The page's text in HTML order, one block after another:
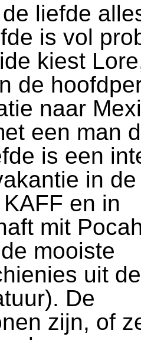
liefde
is vol
kiest
de
naar
een man
is een
in
en in
mit
mooiste
uit de
De
zijn, of